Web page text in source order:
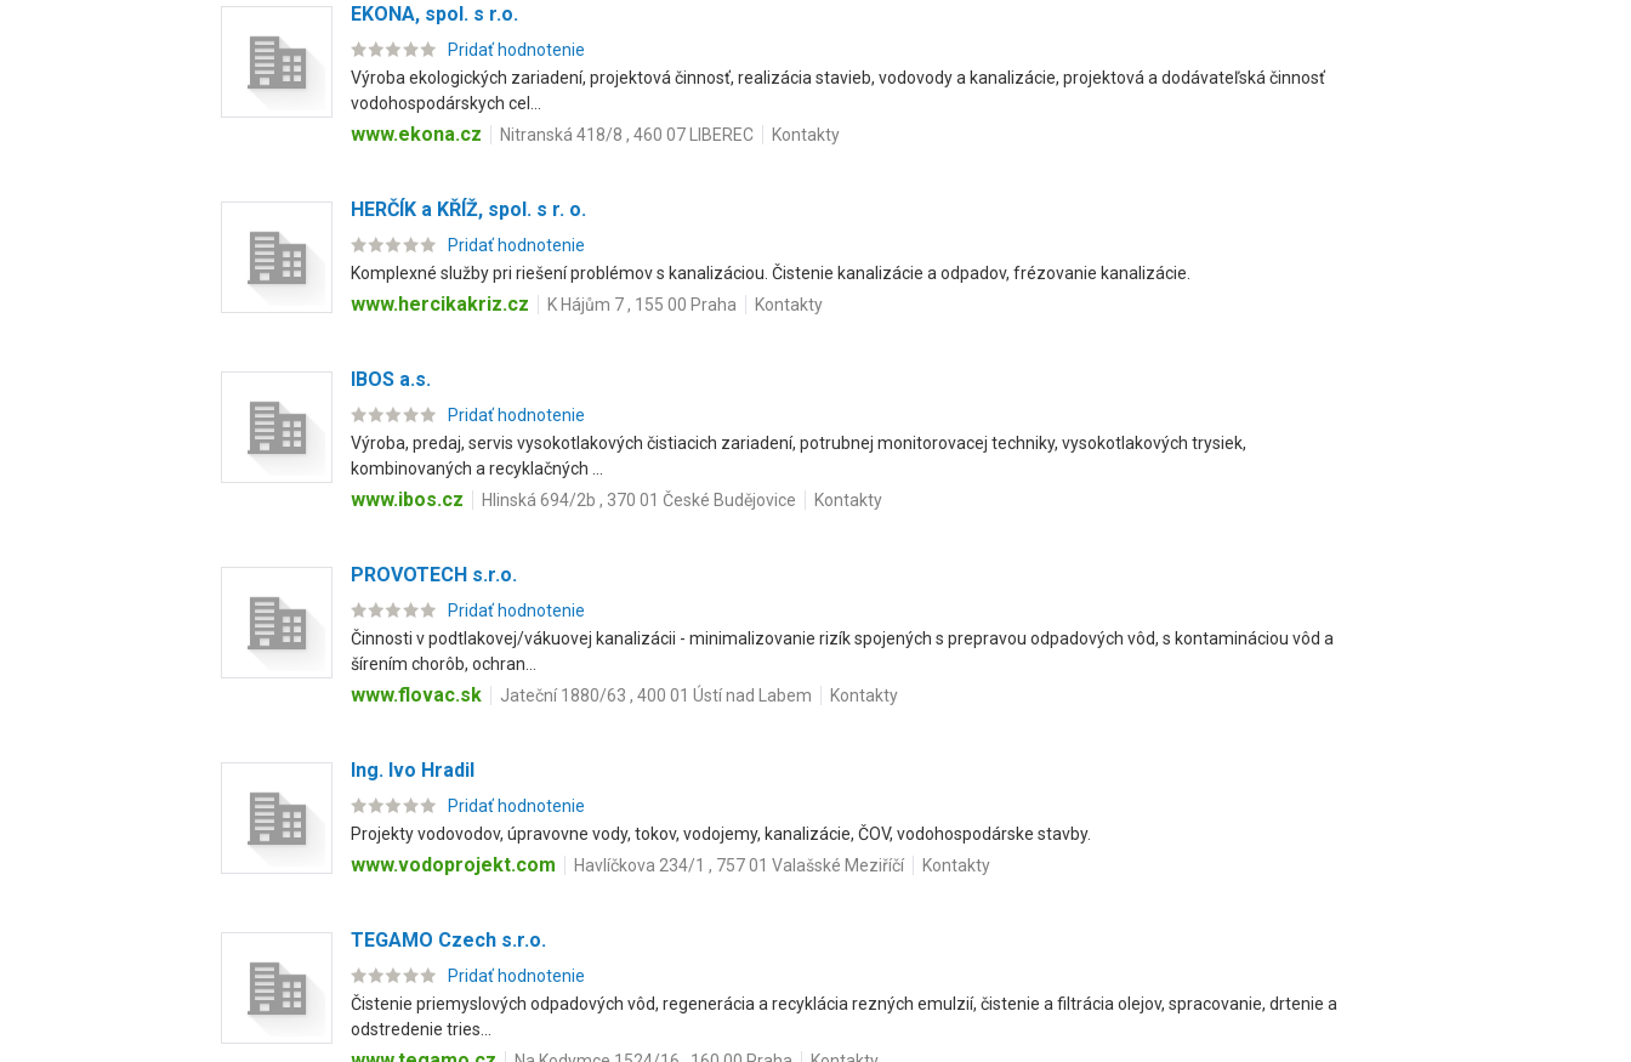
EKONA, spol. s r.o.
Pridať hodnotenie
Výroba ekologických zariadení, projektová činnosť, realizácia stavieb, vodovody a kanalizácie, projektová a dodávateľská činnosť
vodohospodárskych cel...
www.ekona.cz Nitranská 418/8 , 460 07 LIBEREC Kontakty
HERČÍK a KŘÍŽ, spol. s r. o.
Pridať hodnotenie
Komplexné služby pri riešení problémov s kanalizáciou. Čistenie kanalizácie a odpadov, frézovanie kanalizácie.
www.hercikakriz.cz K Hájům 7 , 155 00 Praha Kontakty
IBOS a.s.
Pridať hodnotenie
Výroba, predaj, servis vysokotlakových čistiacich zariadení, potrubnej monitorovacej techniky, vysokotlakových trysiek,
kombinovaných a recyklačných ...
www.ibos.cz Hlinská 694/2b , 370 01 České Budějovice Kontakty
PROVOTECH s.r.o.
Pridať hodnotenie
Činnosti v podtlakovej/vákuovej kanalizácii - minimalizovanie rizík spojených s prepravou odpadových vôd, s kontamináciou vôd a
šírením chorôb, ochran...
www.flovac.sk Jateční 1880/63 , 400 01 Ústí nad Labem Kontakty
Ing. Ivo Hradil
Pridať hodnotenie
Projekty vodovodov, úpravovne vody, tokov, vodojemy, kanalizácie, ČOV, vodohospodárske stavby.
www.vodoprojekt.com Havlíčkova 234/1 , 757 01 Valašské Meziříčí Kontakty
TEGAMO Czech s.r.o.
Pridať hodnotenie
Čistenie priemyslových odpadových vôd, regenerácia a recyklácia rezných emulzií, čistenie a filtrácia olejov, spracovanie, drtenie a
odstredenie tries...